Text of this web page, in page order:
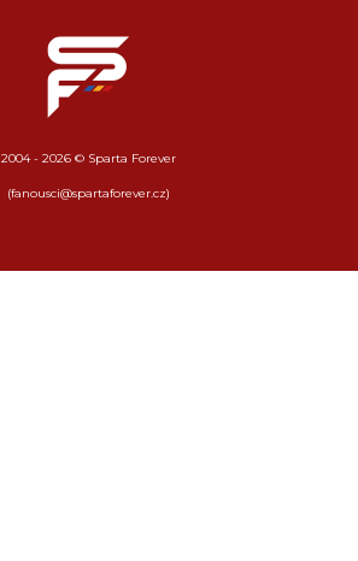
2004 - 2026 © Sparta Forever
(fanousci@spartaforever.cz)